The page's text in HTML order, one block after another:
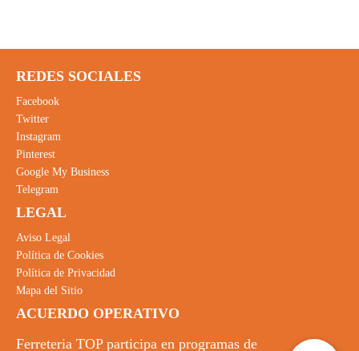
REDES SOCIALES
Facebook
Twitter
Instagram
Pinterest
Google My Business
Telegram
LEGAL
Aviso Legal
Política de Cookies
Política de Privacidad
Mapa del Sitio
ACUERDO OPERATIVO
Ferreteria TOP participa en programas de